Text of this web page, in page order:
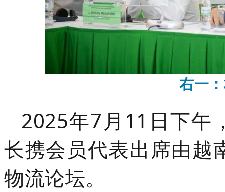
右一
2025年7月11日下午
长携会员代表出席由越
物流论坛。